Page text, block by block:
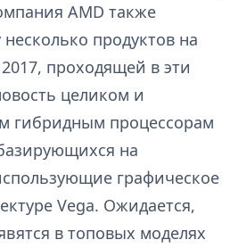
AMD также
продуктов на
проходящей в эти
целиком и
гибридным процессорам
на
графическое
Vega. Ожидается,
в топовых моделях